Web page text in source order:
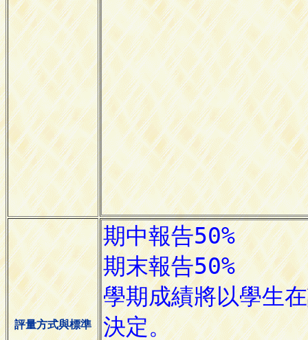
評量方式與標準